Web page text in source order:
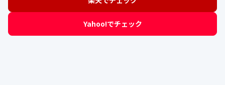
Yahoo!でチェック